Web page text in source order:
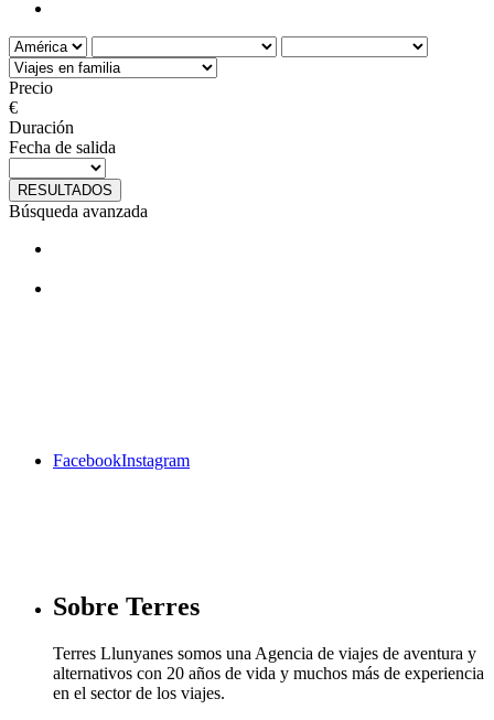
Precio
€
Duración
Fecha de salida
RESULTADOS
Búsqueda avanzada
FacebookInstagram
Sobre Terres
Terres Llunyanes somos una Agencia de viajes de aventura y
alternativos con 20 años de vida y muchos más de experiencia
en el sector de los viajes.